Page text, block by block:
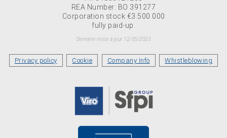
REA Number: BO 391277
Corporation stock €3.500.000
fully paid-up.
Dernière mise à jour 12/05/2023
Privacy policy Cookie Company Info Whistleblowing